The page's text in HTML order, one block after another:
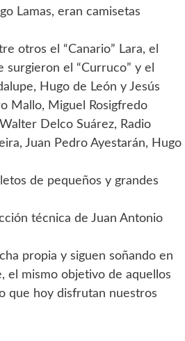
Lamas, eran camisetas
otros el “Canario” Lara, el
surgieron el “Curruco” y el
Hugo de León y Jesús
Mallo, Miguel Rosigfredo
Delco Suárez, Radio
Juan Pedro Ayestarán, Hugo
de pequeños y grandes
técnica de Juan Antonio
propia y siguen soñando en
el mismo objetivo de aquellos
que hoy disfrutan nuestros